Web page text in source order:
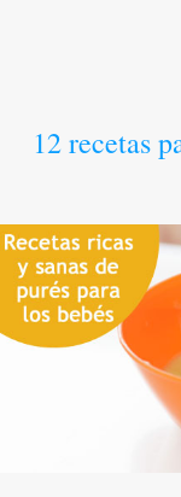
12 recetas